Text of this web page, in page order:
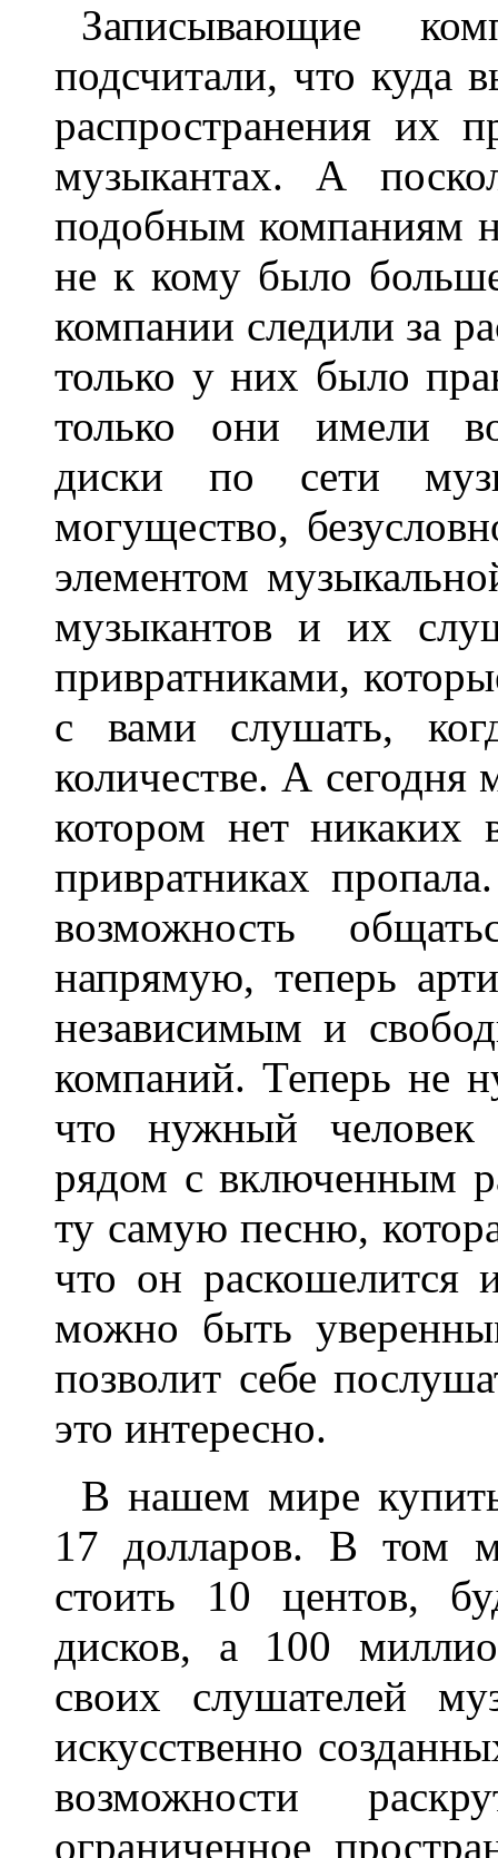
Записывающие
подсчитали, что куда
распространения их
музыкантах. А
подобным компаниям
не к кому было
компании следили за
только у них было
только они имели
диски по сети
могущество,
элементом
музыкантов и их
привратниками,
с вами слушать,
количестве. А
котором нет
привратниках
возможность
напрямую, теперь
независимым и
компаний. Теперь не
что нужный
рядом с включенным
ту самую песню,
что он раскошелится
можно быть
позволит себе
это интересно.
В нашем мире
17 долларов. В том
стоить 10 центов,
дисков, а 100
своих слушателей
искусственно
возможности
ограниченное